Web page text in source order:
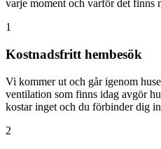
varje moment och varför det finns
1
Kostnadsfritt hembesök
Vi kommer ut och går igenom
ventilation som finns idag avgör
kostar inget och du förbinder dig
2